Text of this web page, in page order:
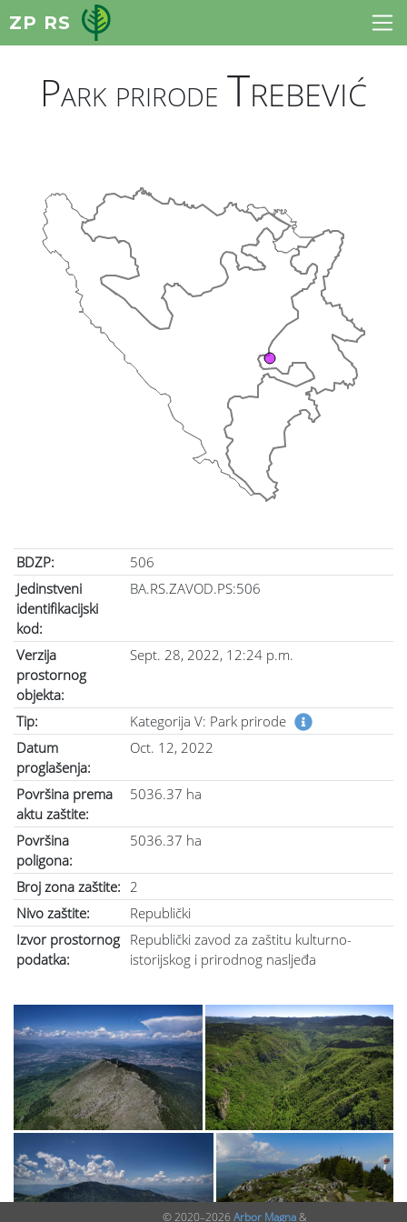
ZP RS
Park prirode Trebević
BDZP:
506
Jedinstveni
identifikacijski
kod:
BA.RS.ZAVOD.PS:506
Verzija
prostornog
objekta:
Sept. 28, 2022, 12:24 p.m.
Tip:
Kategorija V: Park prirode
Datum
proglašenja:
Oct. 12, 2022
Površina prema
aktu zaštite:
5036.37 ha
Površina
poligona:
5036.37 ha
Broj zona zaštite: 2
Nivo zaštite:
Republički
Izvor prostornog
podatka:
Republički zavod za zaštitu kulturno-
istorijskog i prirodnog nasljeđa
© 2020–2026 Arbor Magna&